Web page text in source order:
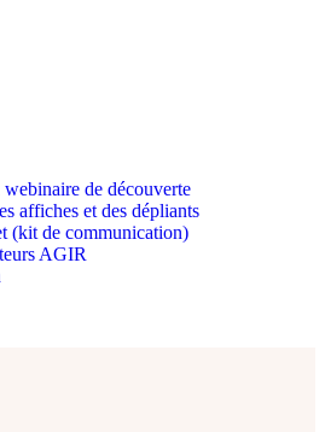
de découverte
affiches et des dépliants
(kit de communication)
AGIR